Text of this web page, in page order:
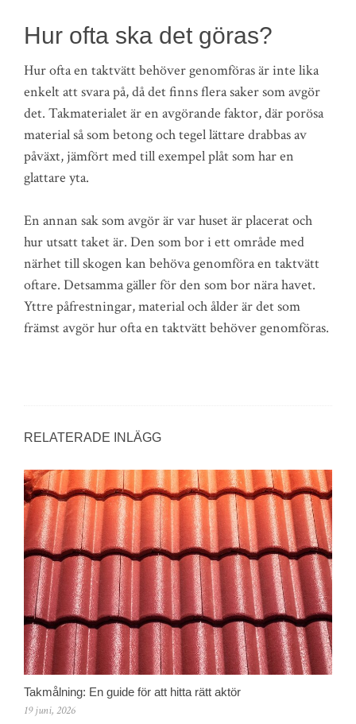
Hur ofta ska det göras?
Hur ofta en taktvätt behöver genomföras är inte lika
enkelt att svara på, då det finns flera saker som avgör
det. Takmaterialet är en avgörande faktor, där porösa
material så som betong och tegel lättare drabbas av
påväxt, jämfört med till exempel plåt som har en
glattare yta.
En annan sak som avgör är var huset är placerat och
hur utsatt taket är. Den som bor i ett område med
närhet till skogen kan behöva genomföra en taktvätt
oftare. Detsamma gäller för den som bor nära havet.
Yttre påfrestningar, material och ålder är det som
främst avgör hur ofta en taktvätt behöver genomföras.
RELATERADE INLÄGG
Takmålning: En guide för att hitta rätt aktör
19 juni, 2026